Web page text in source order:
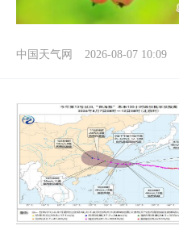
中国天气网 2026-08-07 10:09